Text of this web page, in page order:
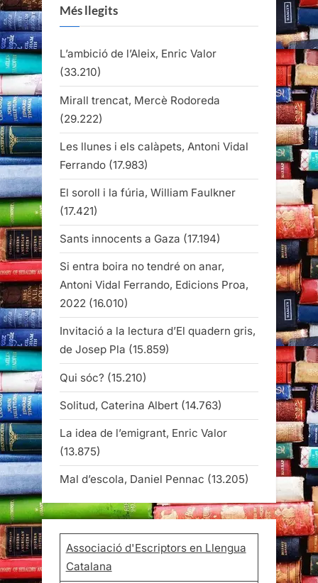
Més llegits
L’ambició de l’Aleix, Enric Valor
(33.210)
Mirall trencat, Mercè Rodoreda
(29.222)
Les llunes i els calàpets, Antoni Vidal
Ferrando (17.983)
El soroll i la fúria, William Faulkner
(17.421)
Sants innocents a Gaza (17.194)
Si entra boira no tendré on anar,
Antoni Vidal Ferrando, Edicions Proa,
2022 (16.010)
Invitació a la lectura d’El quadern gris,
de Josep Pla (15.859)
Qui sóc? (15.210)
Solitud, Caterina Albert (14.763)
La idea de l’emigrant, Enric Valor
(13.875)
Mal d’escola, Daniel Pennac (13.205)
Associació d'Escriptors en Llengua
Catalana